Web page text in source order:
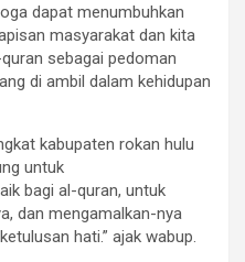
dapat menumbuhkan
masyarakat dan kita
sebagai pedoman
di ambil dalam kehidupan
kabupaten rokan hulu
untuk
bagi al-quran, untuk
dan mengamalkan-nya
hati.” ajak wabup.